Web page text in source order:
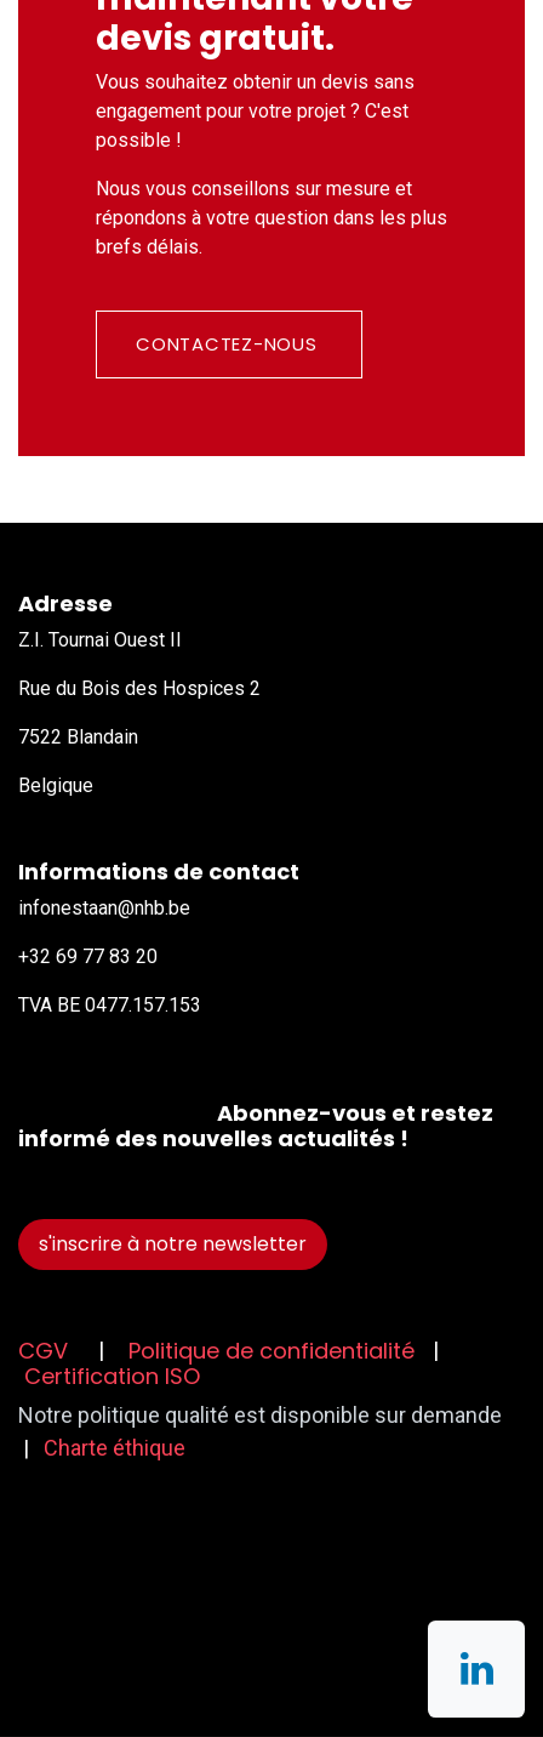
devis gratuit.
Vous souhaitez obtenir un devis sans
engagement pour votre projet ? C'est
possible !
Nous vous conseillons sur mesure et
répondons à votre question dans les plus
brefs délais.
CONTACTEZ-NOUS
Adresse
Z.I. Tournai Ouest II
Rue du Bois des Hospices 2
7522 Blandain
Belgique
Informations de contact
​infonestaan@nhb.be
​​​​ +32 69 77 83 20
TVA BE 0477.157.153
Abonnez-vous et restez
informé des nouvelles actualités !
s'inscrire à notre n​​​​ewsletter
CGV | Politique de confidentialité
|
Certification ISO
Notre politique qualité est disponible sur demande
| Charte éthique